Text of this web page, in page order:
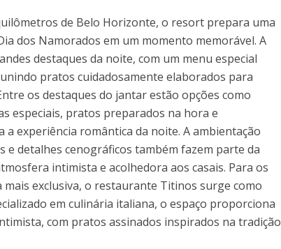
de Belo Horizonte, o resort prepara uma
dos Namorados em um momento memorável. A
destaques da noite, com um menu especial
pratos cuidadosamente elaborados para
os destaques do jantar estão opções como
especiais, pratos preparados na hora e
experiência romântica da noite. A ambientação
e detalhes cenográficos também fazem parte da
intimista e acolhedora aos casais. Para os
mais exclusiva, o restaurante Titinos surge como
em culinária italiana, o espaço proporciona
com pratos assinados inspirados na tradição